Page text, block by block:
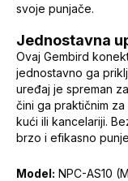
svoje punjače.
Jednostavna
Ovaj Gembird
jednostavno ga
uređaj je spreman
čini ga praktičnim
kući ili kancelariji.
brzo i efikasno
Model: NPC-AS10